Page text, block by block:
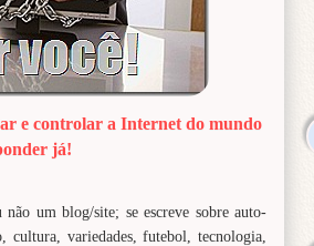
e controlar a Internet do mundo
já!
um blog/site; se escreve sobre auto-
cultura, variedades, futebol, tecnologia,